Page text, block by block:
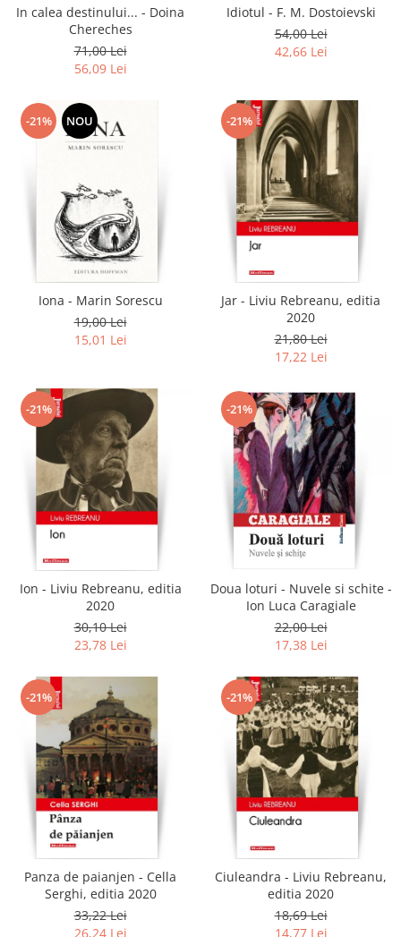
In calea destinului... - Doina
Chereches
71,00 Lei
56,09 Lei
Idiotul - F. M. Dostoievski
54,00 Lei
42,66 Lei
-21% NOU
Iona - Marin Sorescu
19,00 Lei
15,01 Lei
-21%
Jar - Liviu Rebreanu, editia
2020
21,80 Lei
17,22 Lei
-21%
Ion - Liviu Rebreanu, editia
2020
30,10 Lei
23,78 Lei
-21%
Doua loturi - Nuvele si schite -
Ion Luca Caragiale
22,00 Lei
17,38 Lei
-21%
Panza de paianjen - Cella
Serghi, editia 2020
33,22 Lei
26,24 Lei
-21%
Ciuleandra - Liviu Rebreanu,
editia 2020
18,69 Lei
14,77 Lei